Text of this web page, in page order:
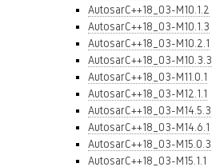
AutosarC++18_03-M10.1.2
AutosarC++18_03-M10.1.3
AutosarC++18_03-M10.2.1
AutosarC++18_03-M10.3.3
AutosarC++18_03-M11.0.1
AutosarC++18_03-M12.1.1
AutosarC++18_03-M14.5.3
AutosarC++18_03-M14.6.1
AutosarC++18_03-M15.0.3
AutosarC++18_03-M15.1.1